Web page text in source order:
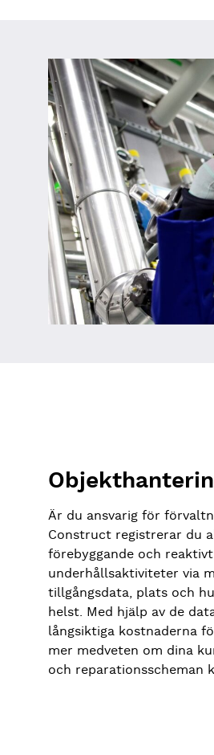
Är du ansvarig för
Construct registrerar du
förebyggande och
underhållsaktiviteter via
tillgångsdata, plats och
helst. Med hjälp av de
långsiktiga kostnaderna
mer medveten om dina
och reparationsscheman